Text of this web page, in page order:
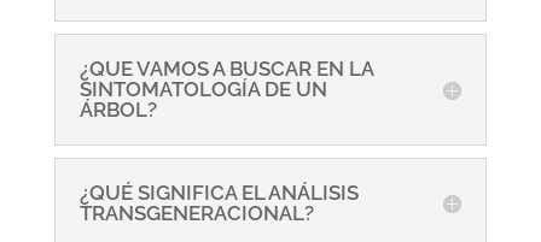
¿QUE VAMOS A BUSCAR EN LA
SINTOMATOLOGÍA DE UN
ÁRBOL?
¿QUÉ SIGNIFICA EL ANÁLISIS
TRANSGENERACIONAL?